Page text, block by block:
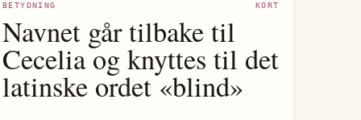
BETYDNING KORT
Navnet går tilbake til
Cecelia og knyttes til det
latinske ordet «blind»